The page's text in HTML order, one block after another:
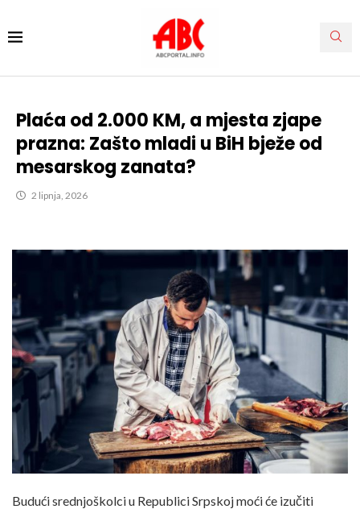
Plaća od 2.000 KM, a mjesta zjape
prazna: Zašto mladi u BiH bježe od
mesarskog zanata?
2 lipnja, 2026
Budući srednjoškolci u Republici Srpskoj moći će izučiti